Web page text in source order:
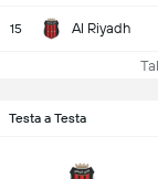
15 Al Riyadh
Testa a Testa